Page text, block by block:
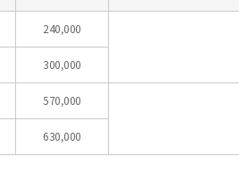
240,000
300,000
570,000
630,000